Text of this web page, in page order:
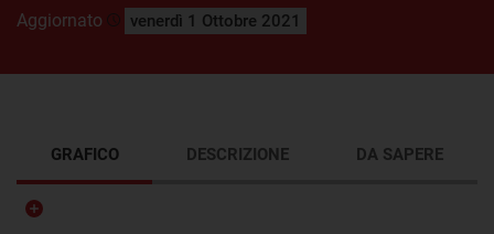
Aggiornato venerdì 1 Ottobre 2021
GRAFICO DESCRIZIONE DA SAPERE